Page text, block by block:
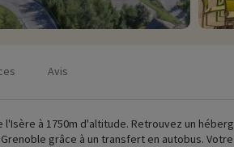
Avis
à 1750m d'altitude. Retrouvez un
grâce à un transfert en autobus.